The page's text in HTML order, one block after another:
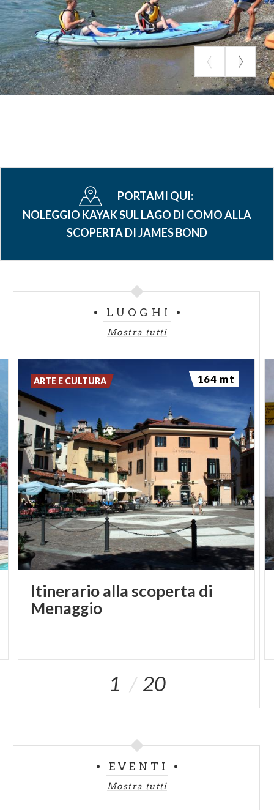
PORTAMI QUI:
NOLEGGIO KAYAK SUL LAGO DI COMO ALLA
SCOPERTA DI JAMES BOND
LUOGHI
Mostra tutti
Itinerario alla scoperta di
Menaggio
ARTE E CULTURA 164 mt
1 20
EVENTI
Mostra tutti